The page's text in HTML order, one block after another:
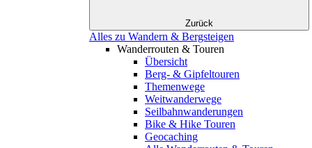
Zurück
Alles zu Wandern & Bergsteigen
Wanderrouten & Touren
Übersicht
Berg- & Gipfeltouren
Themenwege
Weitwanderwege
Seilbahnwanderungen
Bike & Hike Touren
Geocaching